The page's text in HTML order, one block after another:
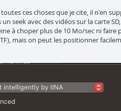
ces choses que je cite, il n'en
seek avec des vidéos sur la carte
à choper plus de 10 Mo/sec ni
mais on peut les positionner